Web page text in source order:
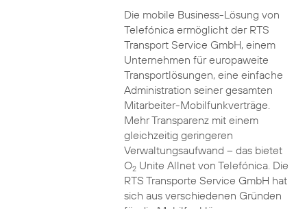
Die mobile Business-Lösung von
Telefónica ermöglicht der RTS
Transport Service GmbH, einem
Unternehmen für europaweite
Transportlösungen, eine einfache
Administration seiner gesamten
Mitarbeiter-Mobilfunkverträge.
Mehr Transparenz mit einem
gleichzeitig geringeren
Verwaltungsaufwand – das bietet
O2Unite Allnet von Telefónica. Die
RTS Transporte Service GmbH hat
sich aus verschiedenen Gründen